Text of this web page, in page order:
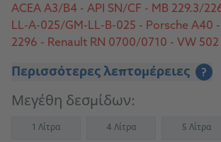
ACEA A3/B4 - API SN/CF - MB 229.3/
LL-A-025/GM-LL-B-025 - Porsche A40 -
2296 - Renault RN 0700/0710 - VW
Περισσότερες λεπτομέρειες ?
Μεγέθη δεσμίδων:
1 Λίτρα 4 Λίτρα 5 Λίτρα